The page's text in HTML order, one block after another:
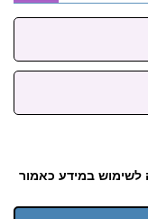
לשימוש במידע כאמור